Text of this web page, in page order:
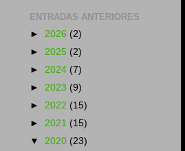
ENTRADAS ANTERIORES
► 2026 (2)
► 2025 (2)
► 2024 (7)
► 2023 (9)
► 2022 (15)
► 2021 (15)
▼ 2020 (23)